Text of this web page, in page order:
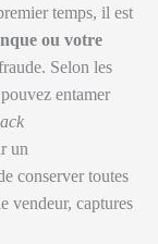
temps, il est
ou votre
Selon les
entamer
un
conserver toutes
vendeur, captures